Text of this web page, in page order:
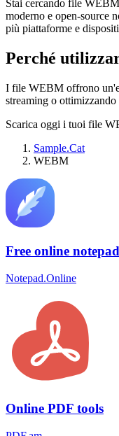
Stai cercando file
moderno e open-source
più piattaforme e
Perché
I file WEBM offrono
streaming o
Scarica oggi i tuoi file
Sample.Cat
WEBM
Free online notepad
Notepad.Online
Online PDF tools